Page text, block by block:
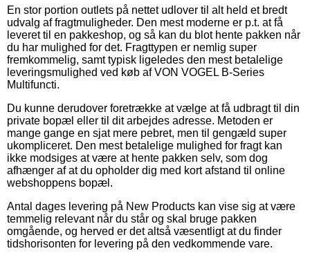
En stor portion outlets på nettet udlover til alt held et bredt
udvalg af fragtmuligheder. Den mest moderne er p.t. at få
leveret til en pakkeshop, og så kan du blot hente pakken når
du har mulighed for det. Fragttypen er nemlig super
fremkommelig, samt typisk ligeledes den mest betalelige
leveringsmulighed ved køb af VON VOGEL B-Series
Multifuncti.
Du kunne derudover foretrække at vælge at få udbragt til din
private bopæl eller til dit arbejdes adresse. Metoden er
mange gange en sjat mere pebret, men til gengæld super
ukompliceret. Den mest betalelige mulighed for fragt kan
ikke modsiges at være at hente pakken selv, som dog
afhænger af at du opholder dig med kort afstand til online
webshoppens bopæl.
Antal dages levering på New Products kan vise sig at være
temmelig relevant når du står og skal bruge pakken
omgående, og herved er det altså væsentligt at du finder
tidshorisonten for levering på den vedkommende vare.